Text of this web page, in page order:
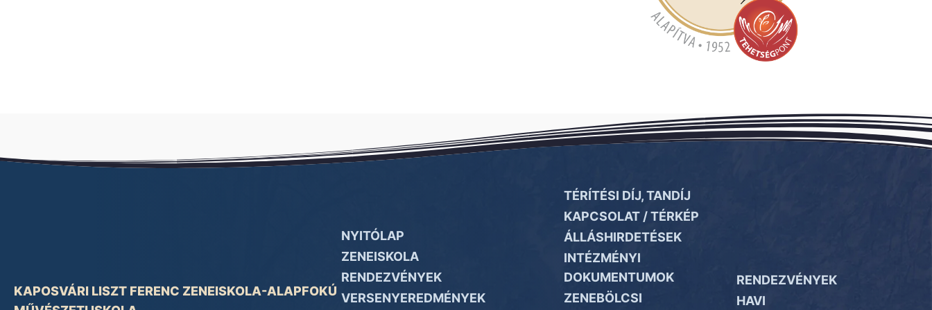
KAPOSVÁRI LISZT FERENC ZENEISKOLA-ALAPFOKÚ
NYITÓLAP
ZENEISKOLA
RENDEZVÉNYEK
VERSENYEREDMÉNYEK
TÉRÍTÉSI DÍJ, TANDÍJ
KAPCSOLAT / TÉRKÉP
ÁLLÁSHIRDETÉSEK
INTÉZMÉNYI
DOKUMENTUMOK
ZENEBÖLCSI
RENDEZVÉNYEK
HAVI